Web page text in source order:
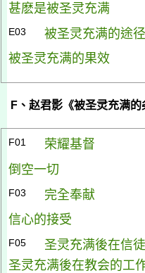
甚麽是被圣灵充满
E03 被圣灵充满的途径
被圣灵充满的果效
F 、赵君影《被圣灵充满的
F01 荣耀基督
倒空一切
F03 完全奉献
信心的接受
F05 圣灵充满後在信
圣灵充满後在教会的工